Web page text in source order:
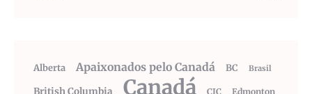
Alberta Apaixonados pelo Canadá BC Brasil
Canadá CIC
Edmonton